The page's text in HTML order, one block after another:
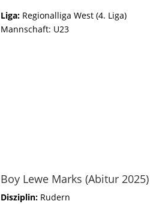
Liga: Regionalliga West (4. Liga)
Mannschaft: U23
Boy Lewe Marks (Abitur 2025)
Disziplin: Rudern